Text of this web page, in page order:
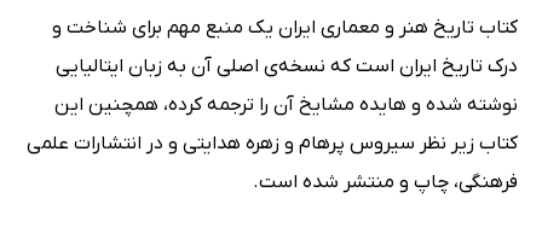
کتاب تاریخ هنر و معماری ایران یک منبع مهم برای شناخت و
درک تاریخ ایران است که نسخه‌ی اصلی آن به زبان ایتالیایی
نوشته شده و هایده مشایخ آن را ترجمه کرده، همچنین این
کتاب زیر نظر سیروس پرهام و زهره هدایتی و در انتشارات علمی
فرهنگی، چاپ و منتشر شده است.